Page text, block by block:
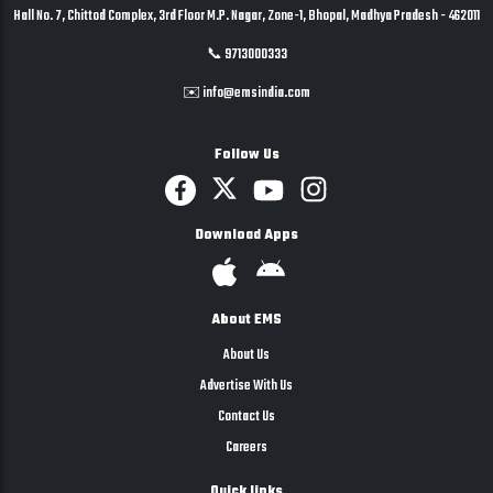
Hall No. 7, Chittod Complex, 3rd Floor M.P. Nagar, Zone-1, Bhopal, Madhya Pradesh - 462011
📞 9713000333
✉️ info@emsindia.com
Follow Us
Download Apps
About EMS
About Us
Advertise With Us
Contact Us
Careers